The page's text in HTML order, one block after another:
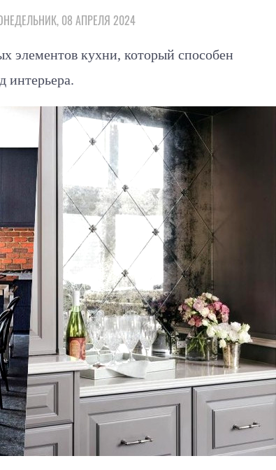
08 АПРЕЛЯ 2024
элементов кухни, который способен
интерьера.